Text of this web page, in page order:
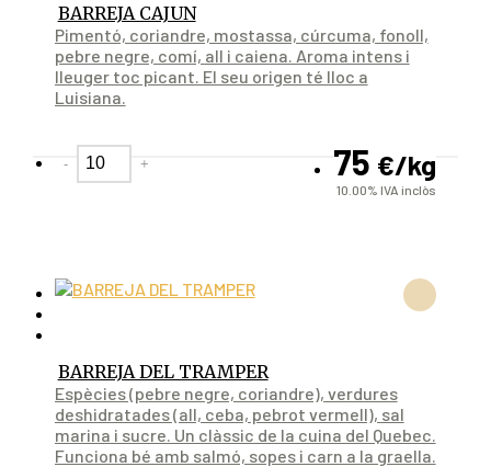
BARREJA CAJUN
Pimentó, coriandre, mostassa, cúrcuma, fonoll,
pebre negre, comí, all i caiena. Aroma intens i
lleuger toc picant. El seu origen té lloc a
Luisiana.
75 €/kg
10.00%IVA inclòs
- +
BARREJA DEL TRAMPER
Espècies (pebre negre, coriandre), verdures
deshidratades (all, ceba, pebrot vermell), sal
marina i sucre. Un clàssic de la cuina del Quebec.
Funciona bé amb salmó, sopes i carn a la graella.